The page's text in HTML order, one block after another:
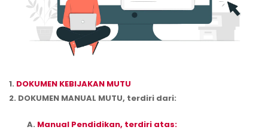
1. DOKUMEN KEBIJAKAN MUTU
2. DOKUMEN MANUAL MUTU, terdiri dari:
A. Manual Pendidikan, terdiri atas: